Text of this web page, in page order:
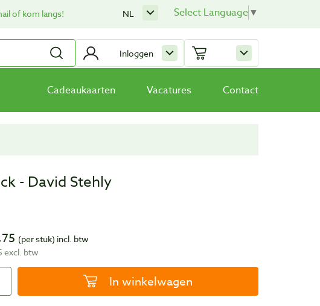
of kom langs! Select Language▼
NL
Inloggen
Cadeaukaarten Vacatures Contact
- David Stehly
(per stuk) incl. btw
excl. btw
In winkelwagen